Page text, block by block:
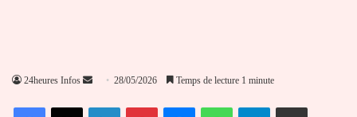
24heures Infos
Envoyer28/05/2026 Temps de lecture 1 minute
FacebookX LinkedinPinterestMessengerWhatsAppTelegramPartager par email